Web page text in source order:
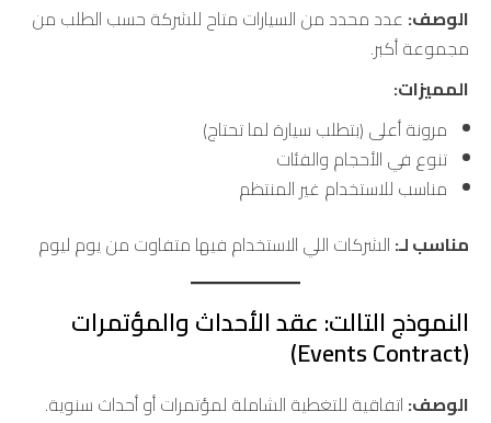
الوصف: عدد محدد من السيارات متاح للشركة حسب الطلب من
مجموعة أكبر.
المميزات:
مرونة أعلى (بتطلب سيارة لما تحتاج)
تنوع في الأحجام والفئات
مناسب للاستخدام غير المنتظم
مناسب لـ: الشركات اللي الاستخدام فيها متفاوت من يوم ليوم
النموذج التالت: عقد الأحداث والمؤتمرات
(Events Contract)
الوصف: اتفاقية للتغطية الشاملة لمؤتمرات أو أحداث سنوية.